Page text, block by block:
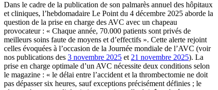
Dans le cadre de la publication de son palmarès annuel des hôpitaux
et cliniques, l’hebdomadaire Le Point du 4 décembre 2025 aborde la
question de la prise en charge des AVC avec un chapeau
provocateur : « Chaque année, 70.000 patients sont privés de
meilleurs soins faute de moyens et d’effectifs ». Cette alerte rejoint
celles évoquées à l’occasion de la Journée mondiale de l’AVC (voir
nos publications des 3 novembre 2025 et 21 novembre 2025). La
prise en charge optimale d’un AVC nécessite deux conditions selon
le magazine : « le délai entre l’accident et la thrombectomie ne doit
pas dépasser six heures, sauf exceptions précisément définies ; le